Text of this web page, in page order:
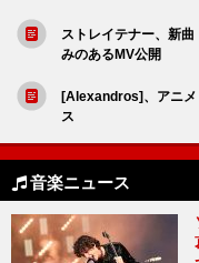
ストレイテナー、新
みのあるMV公開
[Alexandros]、アニメ
ス
音楽ニュース